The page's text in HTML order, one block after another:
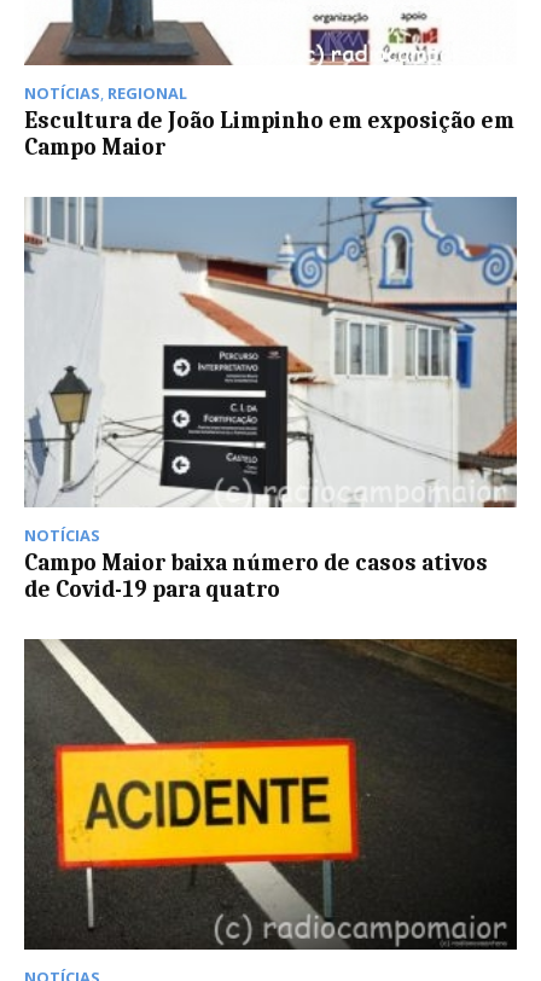
NOTÍCIAS, REGIONAL
Escultura de João Limpinho em exposição em
Campo Maior
NOTÍCIAS
Campo Maior baixa número de casos ativos
de Covid-19 para quatro